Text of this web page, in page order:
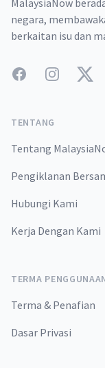
MalaysiaNow
negara,
berkaitan isu dan
FacebookInstagram
TENTANG
Tentang
Pengiklanan
Hubungi Kami
Kerja Dengan Kami
TERMA
Terma & Penafian
Dasar Privasi